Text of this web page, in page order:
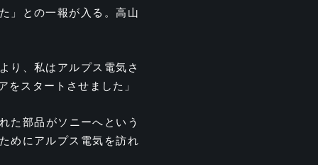
」との一報が入る。高山
り、私はアルプス電気さ
スタートさせました」
た部品がソニーへという
めにアルプス電気を訪れ